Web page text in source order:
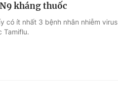
kháng thuốc
có ít nhất 3 bệnh nhân nhiễm
Tamiflu.